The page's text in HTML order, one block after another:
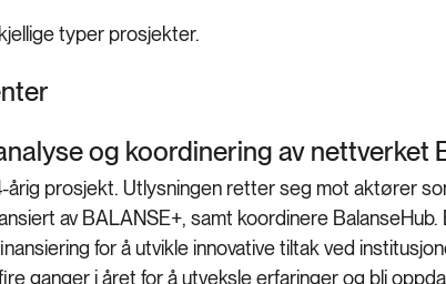
typer prosjekter.
og koordinering av nettverket
prosjekt. Utlysningen retter seg mot aktører
av BALANSE+, samt koordinere
for å utvikle innovative tiltak ved
ganger i året for å utveksle erfaringer og bli